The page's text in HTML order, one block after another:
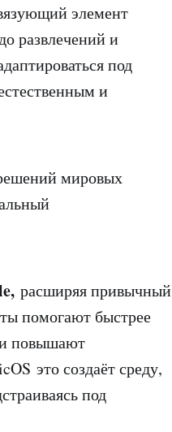
элемент
развлечений и
под
и
мировых
расширяя привычный
помогают быстрее
повышают
это создаёт среду,
под